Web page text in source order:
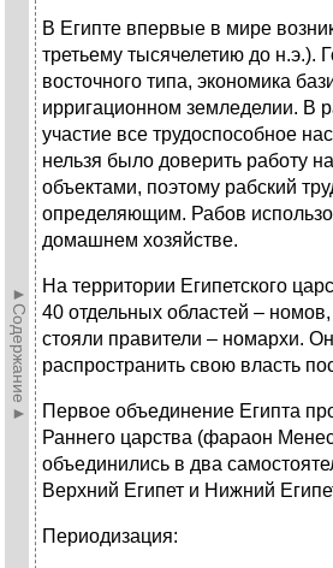
►Содержание►
В Египте впервые в мире
третьему тысячелетию до н.э.).
восточного типа, экономика
ирригационном земледелии. В
участие все трудоспособное
нельзя было доверить работу
объектами, поэтому рабский
определяющим. Рабов
домашнем хозяйстве.
На территории Египетского
40 отдельных областей –
стояли правители – номархи.
распространить свою власть
Первое объединение Египта
Раннего царства (фараон
объединились в два
Верхний Египет и Нижний
Периодизация: